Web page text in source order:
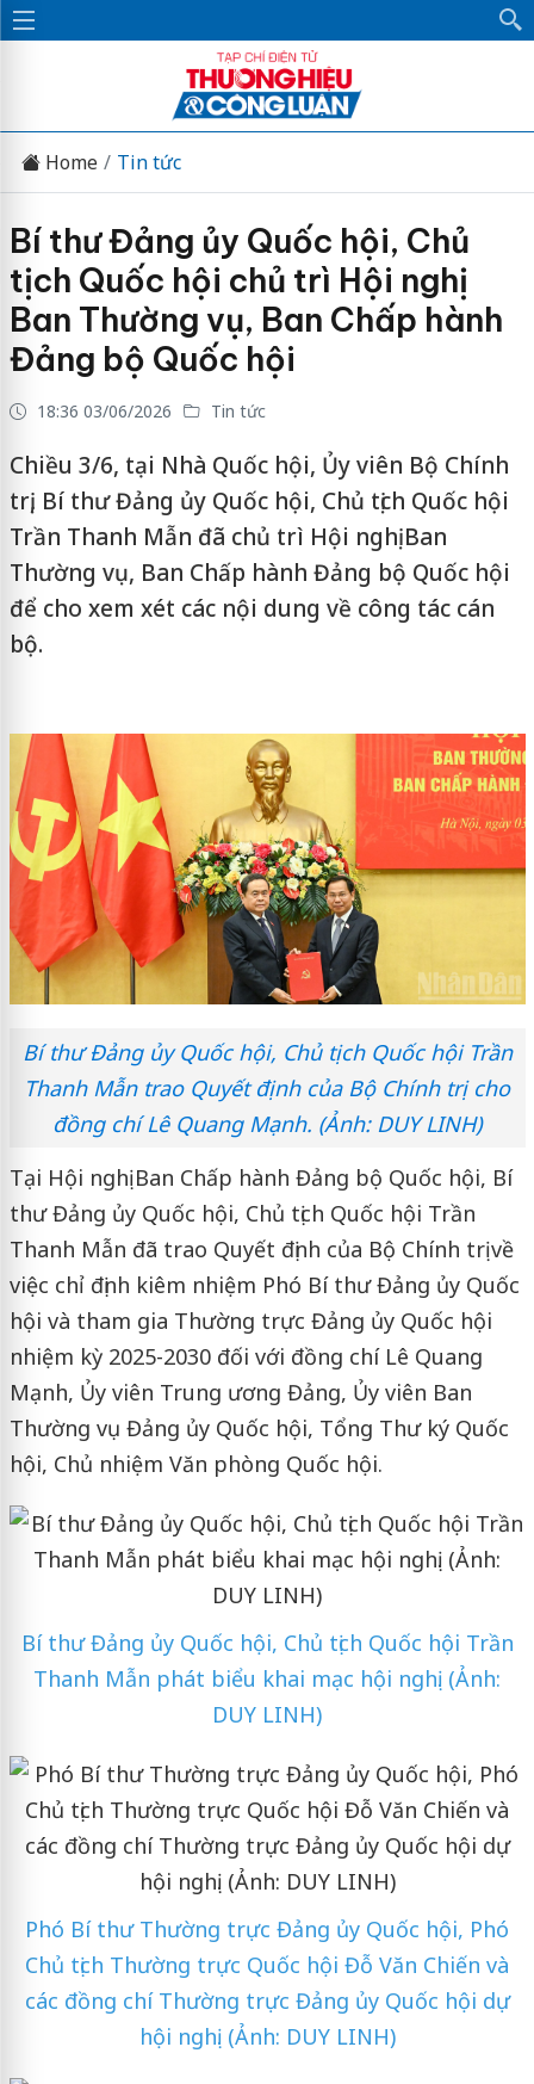
Home Tin tức
Bí thư Đảng ủy Quốc hội, Chủ
tịch Quốc hội chủ trì Hội nghị
Ban Thường vụ, Ban Chấp hành
Đảng bộ Quốc hội
18:36 03/06/2026 Tin tức
Chiều 3/6, tại Nhà Quốc hội, Ủy viên Bộ Chính
trị, Bí thư Đảng ủy Quốc hội, Chủ tịch Quốc hội
Trần Thanh Mẫn đã chủ trì Hội nghị Ban
Thường vụ, Ban Chấp hành Đảng bộ Quốc hội
để cho xem xét các nội dung về công tác cán
bộ.
Bí thư Đảng ủy Quốc hội, Chủ tịch Quốc hội Trần
Thanh Mẫn trao Quyết định của Bộ Chính trị cho
đồng chí Lê Quang Mạnh. (Ảnh: DUY LINH)
Tại Hội nghị Ban Chấp hành Đảng bộ Quốc hội, Bí
thư Đảng ủy Quốc hội, Chủ tịch Quốc hội Trần
Thanh Mẫn đã trao Quyết định của Bộ Chính trị về
việc chỉ định kiêm nhiệm Phó Bí thư Đảng ủy Quốc
hội và tham gia Thường trực Đảng ủy Quốc hội
nhiệm kỳ 2025-2030 đối với đồng chí Lê Quang
Mạnh, Ủy viên Trung ương Đảng, Ủy viên Ban
Thường vụ Đảng ủy Quốc hội, Tổng Thư ký Quốc
hội, Chủ nhiệm Văn phòng Quốc hội.
Bí thư Đảng ủy Quốc hội, Chủ tịch Quốc hội Trần
Thanh Mẫn phát biểu khai mạc hội nghị. (Ảnh:
DUY LINH)
Phó Bí thư Thường trực Đảng ủy Quốc hội, Phó
Chủ tịch Thường trực Quốc hội Đỗ Văn Chiến và
các đồng chí Thường trực Đảng ủy Quốc hội dự
hội nghị. (Ảnh: DUY LINH)